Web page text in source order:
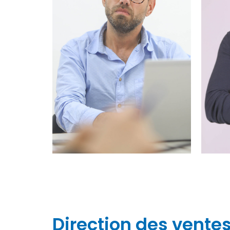
Direction des